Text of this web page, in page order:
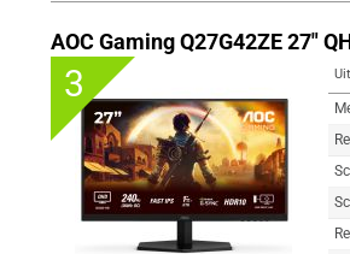
AOC Gaming Q27G42ZE 27"
3